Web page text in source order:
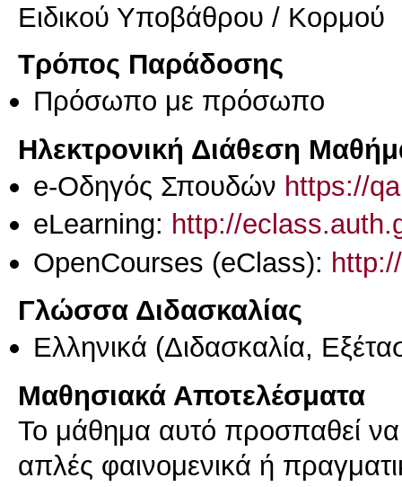
Ειδικού Υποβάθρου / Κορμού
Τρόπος Παράδοσης
Πρόσωπο με πρόσωπο
Ηλεκτρονική Διάθεση
e-Οδηγός Σπουδών https://
eLearning: http://
OpenCourses (eClass):
Γλώσσα Διδασκαλίας
Ελληνικά (Διδασκαλία,
Μαθησιακά Αποτελέσματα
Το μάθημα αυτό προσπαθεί να
απλές φαινομενικά ή